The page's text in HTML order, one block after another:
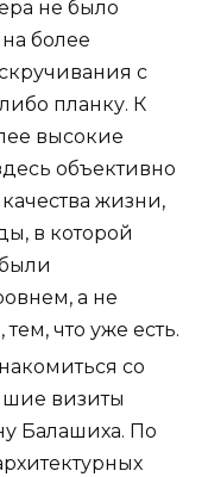
не было
более
с
планку. К
высокие
объективно
жизни,
в которой
а не
что уже есть.
со
визиты
Балашиха. По